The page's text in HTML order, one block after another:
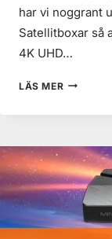
har vi noggrant
Satellitboxar så
4K UHD…
LÄS MERBÄSTA
UHD
2022